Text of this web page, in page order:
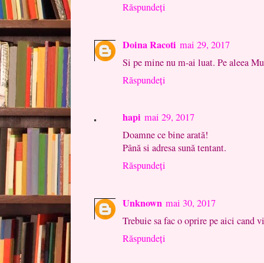
Răspundeți
Doina Racoti mai 29, 2017
Si pe mine nu m-ai luat. Pe aleea
Răspundeți
hapi mai 29, 2017
Doamne ce bine arată!
Până si adresa sună tentant.
Răspundeți
Unknown mai 30, 2017
Trebuie sa fac o oprire pe aici cand
Răspundeți